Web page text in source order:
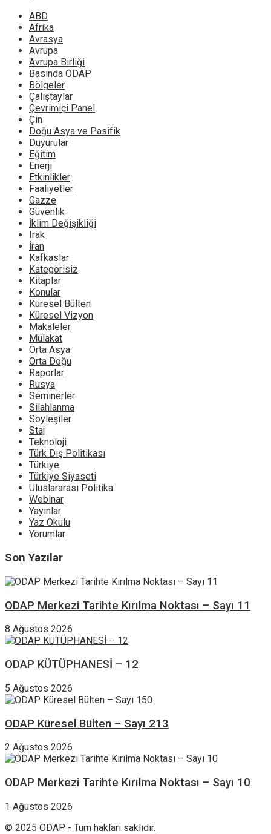
ABD
Afrika
Avrasya
Avrupa
Avrupa Birliği
Basında ODAP
Bölgeler
Çalıştaylar
Çevrimiçi Panel
Çin
Doğu Asya ve Pasifik
Duyurular
Eğitim
Enerji
Etkinlikler
Faaliyetler
Gazze
Güvenlik
İklim Değişikliği
Irak
İran
Kafkaslar
Kategorisiz
Kitaplar
Konular
Küresel Bülten
Küresel Vizyon
Makaleler
Mülakat
Orta Asya
Orta Doğu
Raporlar
Rusya
Seminerler
Silahlanma
Söyleşiler
Staj
Teknoloji
Türk Dış Politikası
Türkiye
Türkiye Siyaseti
Uluslararası Politika
Webinar
Yayınlar
Yaz Okulu
Yorumlar
Son Yazılar
ODAP Merkezi Tarihte Kırılma Noktası – Sayı 11
8 Ağustos 2026
ODAP KÜTÜPHANESİ – 12
5 Ağustos 2026
ODAP Küresel Bülten – Sayı 213
2 Ağustos 2026
ODAP Merkezi Tarihte Kırılma Noktası – Sayı 10
1 Ağustos 2026
© 2025 ODAP - Tüm hakları saklıdır.